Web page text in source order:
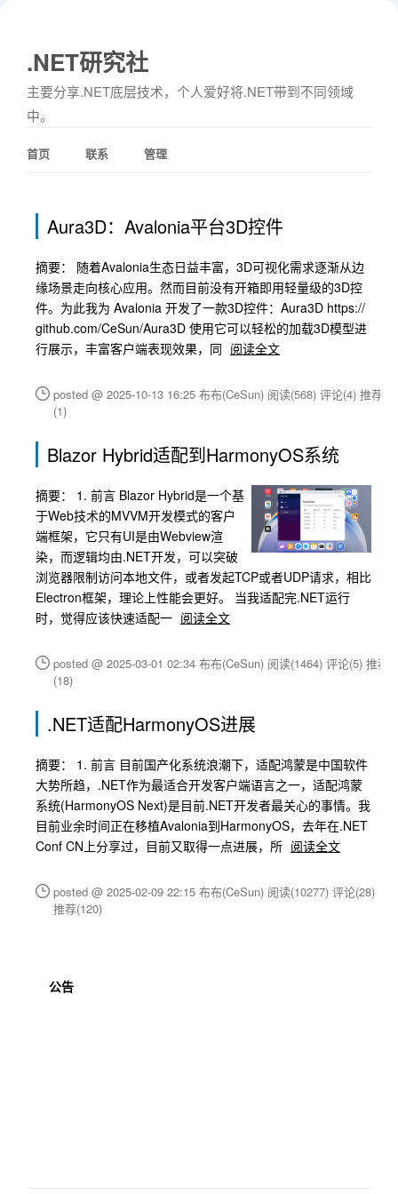
.NET研究社
主要分享.NET底层技术，个人爱好将.NET带到不同领域
中。
首页 联系 管理
Aura3D：Avalonia平台3D控件
摘要： 随着Avalonia生态日益丰富，3D可视化需求逐渐从边
缘场景走向核心应用。然而目前没有开箱即用轻量级的3D控
件。为此我为 Avalonia 开发了一款3D控件：Aura3D https://
github.com/CeSun/Aura3D 使用它可以轻松的加载3D模型进
行展示，丰富客户端表现效果，同 阅读全文
posted @ 2025-10-13 16:25 布布(CeSun) 阅读(568) 评论(4) 推荐
(1)
Blazor Hybrid适配到HarmonyOS系统
摘要： 1. 前言 Blazor Hybrid是一个基
于Web技术的MVVM开发模式的客户
端框架，它只有UI是由Webview渲
染，而逻辑均由.NET开发，可以突破
浏览器限制访问本地文件，或者发起TCP或者UDP请求，相比
Electron框架，理论上性能会更好。 当我适配完.NET运行
时，觉得应该快速适配一 阅读全文
posted @ 2025-03-01 02:34 布布(CeSun) 阅读(1464) 评论(5) 推荐
(18)
.NET适配HarmonyOS进展
摘要： 1. 前言 目前国产化系统浪潮下，适配鸿蒙是中国软件
大势所趋，.NET作为最适合开发客户端语言之一，适配鸿蒙
系统(HarmonyOS Next)是目前.NET开发者最关心的事情。我
目前业余时间正在移植Avalonia到HarmonyOS，去年在.NET
Conf CN上分享过，目前又取得一点进展，所 阅读全文
posted @ 2025-02-09 22:15 布布(CeSun) 阅读(10277) 评论(28)
推荐(120)
公告